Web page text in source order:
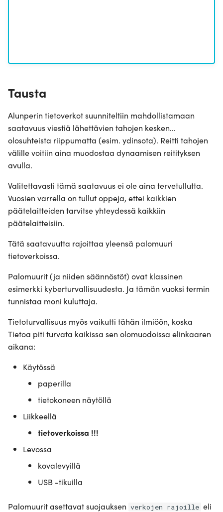
palomuurit
IPv4 NAT osoitteenmuunnos
TCP, UDP ja verkon
konfiguraation hallinta (SSH,
HTTP)
Palvelimet, Päätelaitteet ja
WLANit
DNS nimipalvelujärjestelmä
IPv6 osoitteet
Koe
Konfiguroi OSPF
Konfiguroi Palomuurit
Konfiguroi NAT
Mitataan TCP ja UDP
Verkon konfiguraation
Konfiguroidaan Apache
resurssien jakoon
yhteydellisyyttä
toiminnallisutta
Tehdään verkosta Dual-
Stack
Tervetuloa Internettiin
Opintojaksopalaute
Tausta
Alunperin tietoverkot suunniteltiin mahdollistamaan
saatavuus viestiä lähettävien tahojen kesken...
olosuhteista riippumatta (esim. ydinsota). Reitti tahojen
välille voitiin aina muodostaa dynaamisen reitityksen
avulla.
Valitettavasti tämä saatavuus ei ole aina tervetullutta.
Vuosien varrella on tullut oppeja, ettei kaikkien
päätelaitteiden tarvitse yhteydessä kaikkiin
päätelaitteisiin.
Tätä saatavuutta rajoittaa yleensä palomuuri
tietoverkoissa.
Palomuurit (ja niiden säännöstöt) ovat klassinen
esimerkki kyberturvallisuudesta. Ja tämän vuoksi termin
tunnistaa moni kuluttaja.
Tietoturvallisuus myös vaikutti tähän ilmiöön, koska
Tietoa piti turvata kaikissa sen olomuodoissa elinkaaren
aikana:
Käytössä
paperilla
tietokoneen näytöllä
Liikkeellä
tietoverkoissa !!!
Levossa
kovalevyillä
USB -tikuilla
Palomuurit asettavat suojauksen verkojen rajoille eli